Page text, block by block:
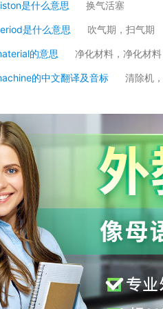
是什么意思 换气活塞
是什么意思 吹气期，扫气期
的意思 净化材料，净化材料
的中文翻译及音标 清除机